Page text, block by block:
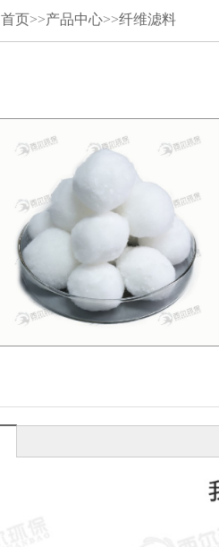
首页>>产品中心>>纤维滤料